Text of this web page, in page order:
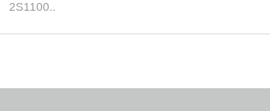
2S1100..